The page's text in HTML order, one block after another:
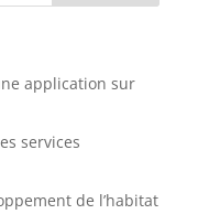
application sur
services
de l’habitat